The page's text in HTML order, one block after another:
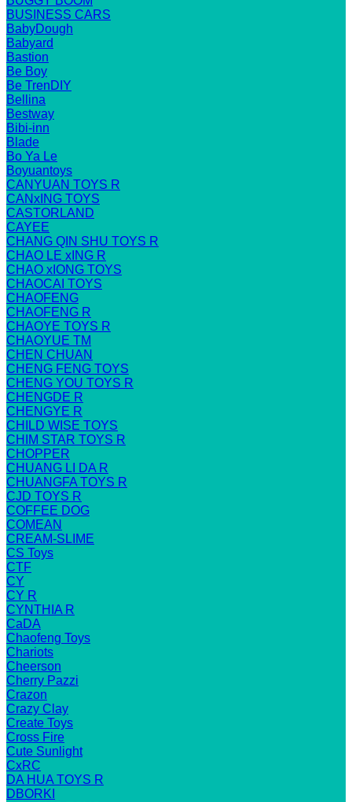
BUSINESS CARS
BabyDough
Babyard
Bastion
Be Boy
Be TrenDIY
Bellina
Bestway
Bibi-inn
Blade
Bo Ya Le
Boyuantoys
CANYUAN TOYS R
CANxING TOYS
CASTORLAND
CAYEE
CHANG QIN SHU TOYS R
CHAO LE xING R
CHAO xIONG TOYS
CHAOCAI TOYS
CHAOFENG
CHAOFENG R
CHAOYE TOYS R
CHAOYUE TM
CHEN CHUAN
CHENG FENG TOYS
CHENG YOU TOYS R
CHENGDE R
CHENGYE R
CHILD WISE TOYS
CHIM STAR TOYS R
CHOPPER
CHUANG LI DA R
CHUANGFA TOYS R
CJD TOYS R
COFFEE DOG
COMEAN
CREAM-SLIME
CS Toys
CTF
CY
CY R
CYNTHIA R
CaDA
Chaofeng Toys
Chariots
Cheerson
Cherry Pazzi
Crazon
Crazy Clay
Create Toys
Cross Fire
Cute Sunlight
CxRC
DA HUA TOYS R
DBORKI